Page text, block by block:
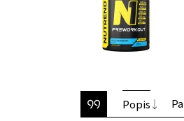
Popis